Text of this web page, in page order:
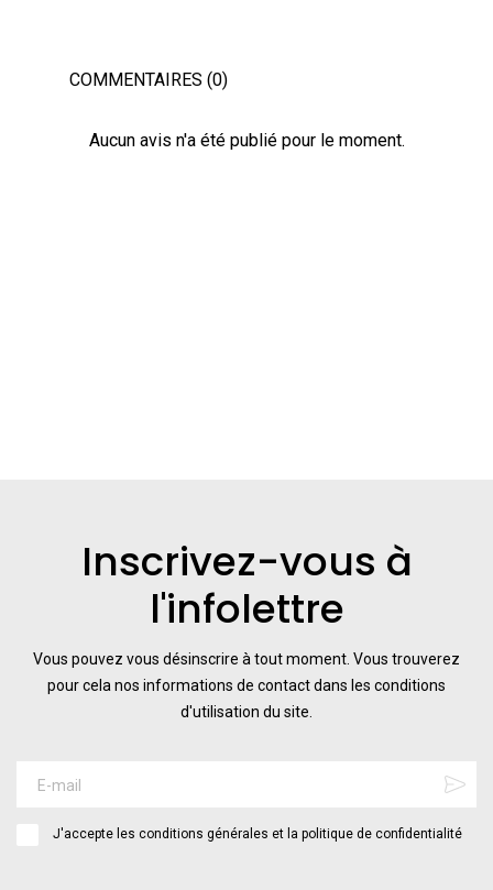
COMMENTAIRES (0)
Aucun avis n'a été publié pour le moment.
Inscrivez-vous à
l'infolettre
Vous pouvez vous désinscrire à tout moment. Vous trouverez
pour cela nos informations de contact dans les conditions
d'utilisation du site.
J'accepte les conditions générales et la politique de confidentialité